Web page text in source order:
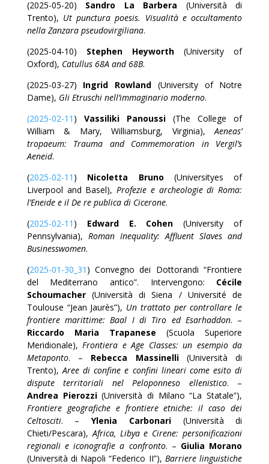
(2025-05-20) Sandro La Barbera (Università di
Trento), Ut punctura poesis. Visualità e occultamento
nella Zanzara pseudovirgiliana.
(2025-04-10) Stephen Heyworth (University of
Oxford), Catullus 68A and 68B.
(2025-03-27) Ingrid Rowland (University of Notre
Dame), Gli Etruschi nell’immaginario moderno.
(2025-02-11 ) Vassiliki Panoussi(The College of
William & Mary, Williamsburg, Virginia),Aeneas’
tropaeum: Trauma and Commemoration in Vergil’s
Aeneid.
(2025-02-11 ) Nicoletta Bruno (Universityes of
Liverpool and Basel), Profezie e archeologie di Roma:
l’Eneide e il De re publica di Cicerone.
(2025-02-11 ) Edward E. Cohen (University of
Pennsylvania), Roman Inequality: Affluent Slaves and
Businesswomen.
(2025-01-30_31 ) Convegno dei Dottorandi “Frontiere
del Mediterrano antico”. Intervengono: Cécile
Schoumacher(Università di Siena / Université de
Toulouse “Jean Jaurès”), Un trattato per controllare le
frontiere marittime: Baal I di Tiro ed Esarhaddon. –
Riccardo Maria Trapanese (Scuola Superiore
Meridionale), Frontiera e Age Classes: un esempio da
Metaponto. – Rebecca Massinelli(Università di
Trento), Aree di confine e confini lineari come esito di
dispute territoriali nel Peloponneso ellenistico. –
Andrea Pierozzi(Università di Milano “La Statale”),
Frontiere geografiche e frontiere etniche: il caso dei
Celtosciti. –Ylenia Carbonari(Università di
Chieti/Pescara), Africa, Libya e Cirene: personificazioni
regionali e iconografie a confronto. – Giulia Morano
(Università di Napoli “Federico II”), Barriere linguistiche